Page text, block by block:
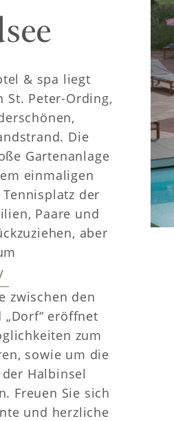
& spa liegt
Peter-Ording,
Die
Gartenanlage
einmaligen
der
Paare und
aber
zwischen den
„Dorf“ eröffnet
zum
sowie um die
Halbinsel
Freuen Sie sich
und herzliche